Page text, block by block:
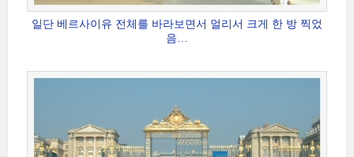
일단 베르사이유 전체를 바라보면서 멀리서 크게 한 방 찍었
음…